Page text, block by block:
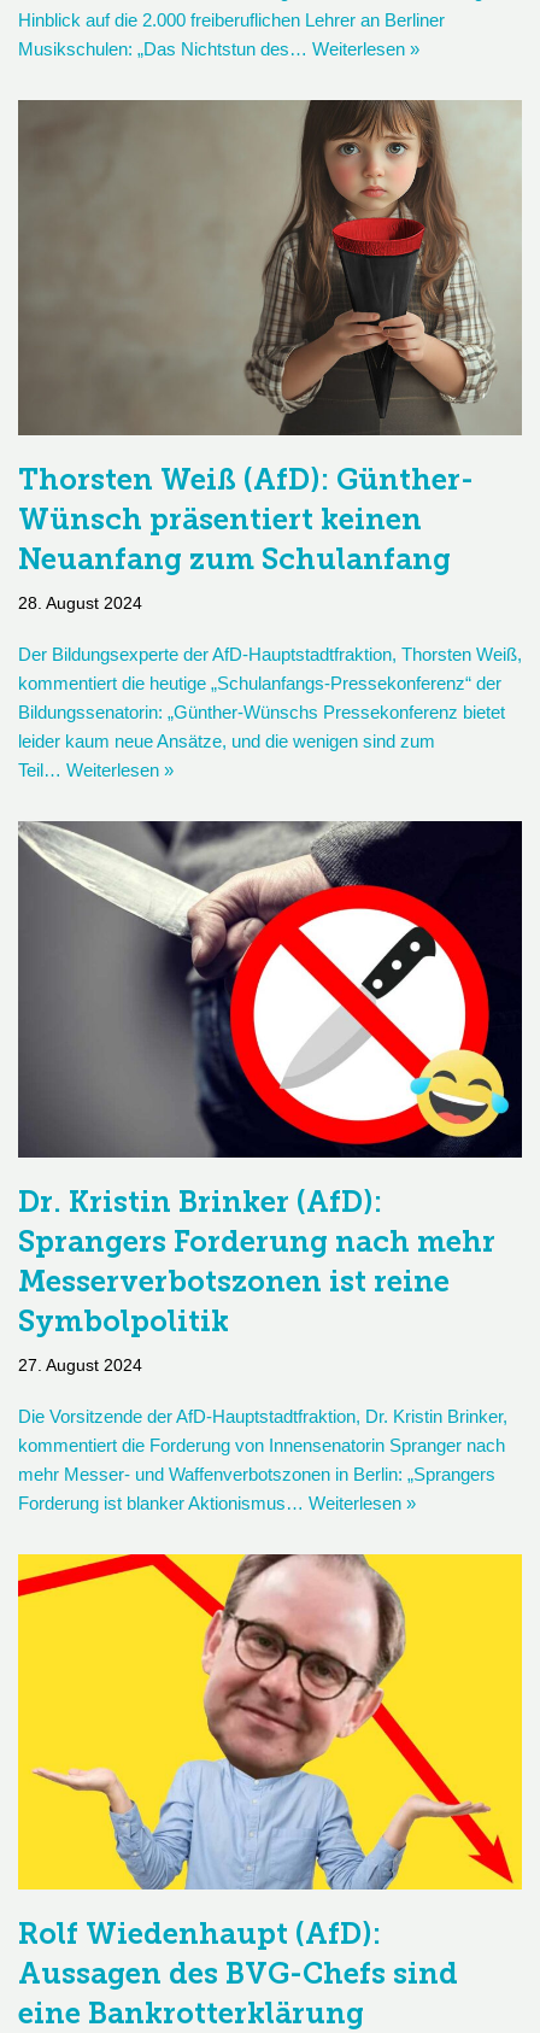
Hinblick auf die 2.000 freiberuflichen Lehrer an Berliner
Musikschulen: „Das Nichtstun des… Weiterlesen »
Thorsten Weiß (AfD): Günther-
Wünsch präsentiert keinen
Neuanfang zum Schulanfang
28. August 2024
Der Bildungsexperte der AfD-Hauptstadtfraktion, Thorsten Weiß,
kommentiert die heutige „Schulanfangs-Pressekonferenz“ der
Bildungssenatorin: „Günther-Wünschs Pressekonferenz bietet
leider kaum neue Ansätze, und die wenigen sind zum
Teil… Weiterlesen »
Dr. Kristin Brinker (AfD):
Sprangers Forderung nach mehr
Messerverbotszonen ist reine
Symbolpolitik
27. August 2024
Die Vorsitzende der AfD-Hauptstadtfraktion, Dr. Kristin Brinker,
kommentiert die Forderung von Innensenatorin Spranger nach
mehr Messer- und Waffenverbotszonen in Berlin: „Sprangers
Forderung ist blanker Aktionismus… Weiterlesen »
Rolf Wiedenhaupt (AfD):
Aussagen des BVG-Chefs sind
eine Bankrotterklärung